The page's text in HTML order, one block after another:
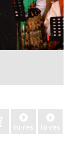
hi-res lo-res